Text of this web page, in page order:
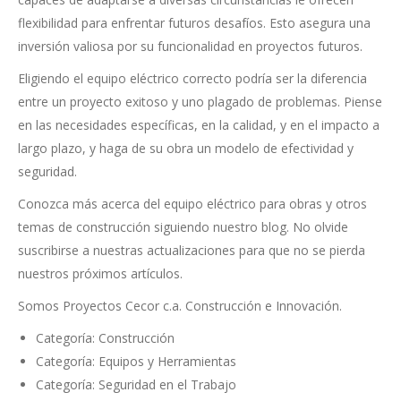
flexibilidad para enfrentar futuros desafíos. Esto asegura una
inversión valiosa por su funcionalidad en proyectos futuros.
Eligiendo el equipo eléctrico correcto podría ser la diferencia
entre un proyecto exitoso y uno plagado de problemas. Piense
en las necesidades específicas, en la calidad, y en el impacto a
largo plazo, y haga de su obra un modelo de efectividad y
seguridad.
Conozca más acerca del equipo eléctrico para obras y otros
temas de construcción siguiendo nuestro blog. No olvide
suscribirse a nuestras actualizaciones para que no se pierda
nuestros próximos artículos.
Somos Proyectos Cecor c.a. Construcción e Innovación.
Categoría: Construcción
Categoría: Equipos y Herramientas
Categoría: Seguridad en el Trabajo